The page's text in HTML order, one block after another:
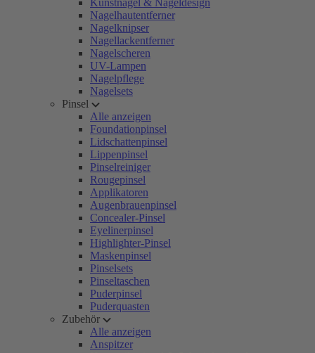
Kunstnägel & Nageldesign
Nagelhautentferner
Nagelknipser
Nagellackentferner
Nagelscheren
UV-Lampen
Nagelpflege
Nagelsets
Pinsel
Alle anzeigen
Foundationpinsel
Lidschattenpinsel
Lippenpinsel
Pinselreiniger
Rougepinsel
Applikatoren
Augenbrauenpinsel
Concealer-Pinsel
Eyelinerpinsel
Highlighter-Pinsel
Maskenpinsel
Pinselsets
Pinseltaschen
Puderpinsel
Puderquasten
Zubehör
Alle anzeigen
Anspitzer